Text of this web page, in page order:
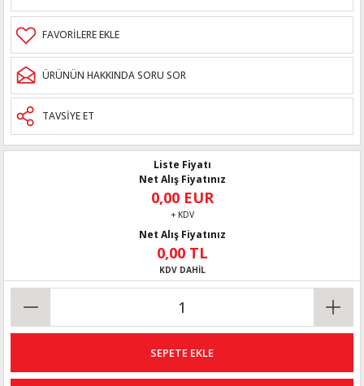
ÜRÜNÜN HAKKINDA SORU SOR
TAVSİYE ET
Liste Fiyatı
Net Alış Fiyatınız
0,00 EUR
+ KDV
Net Alış Fiyatınız
0,00 TL
KDV DAHİL
SEPETE EKLE